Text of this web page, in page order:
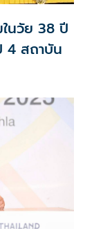
นวัย 38 ปี
4 สถาบัน